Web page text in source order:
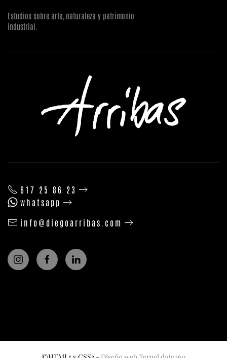
Estudios sobre arte, naturaleza y patrimonio
industrial.
617 25 86 23
whatsapp
info@diegoarribas.com